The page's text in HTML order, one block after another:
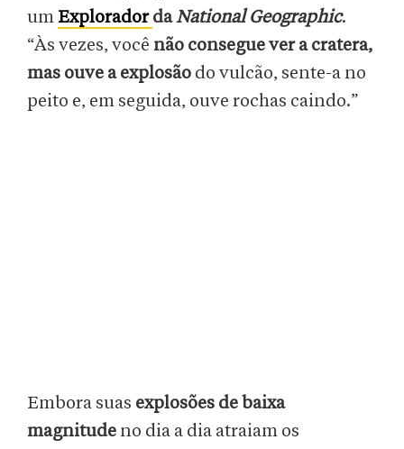
um ExploradordaNational Geographic.
“Às vezes, você não consegue ver a cratera,
mas ouve a explosão do vulcão, sente-a no
peito e, em seguida, ouve rochas caindo.”
Embora suas explosões de baixa
magnitude no dia a dia atraiam os